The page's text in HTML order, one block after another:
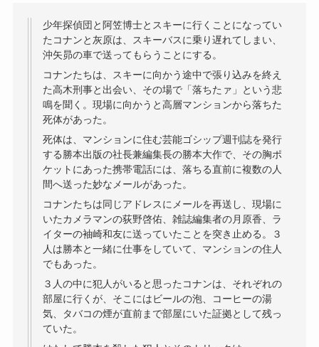
少年探偵団と阿笠博士とスキーに行くことになってい
たコナンと灰原は、スキーバスに乗り遅れてしまい、
沖矢昴の車で送ってもらうことにする。
コナンたちは、スキーに向かう途中で張り込みを終え
た高木刑事と出会い、その場で「落ちたァ」という悲
鳴を聞く。現場に向かうと高層マンションから落ちた
死体があった。
死体は、マンションに住む芸能ゴシップ週刊誌を発行
する勝本出版の社長兼編集長の勝本大作で、その胸ポ
ケットにあった携帯電話には、落ちる直前に複数の人
間へ送った妙なメールがあった。
コナンたちは同じアドレスにメールを再送し、現場に
いたカメラマンの荻野啓佑、雑誌編集者の月原香、ラ
イターの袖崎和友に送っていたことを突き止める。３
人は勝本と一緒に仕事をしていて、マンションの住人
でもあった。
３人の中に犯人がいると思ったコナンは、それぞれの
部屋に行くが、そこにはビールの泡、コーヒーの湯
気、タバコの煙が直前まで部屋にいた証拠として残っ
ていた。